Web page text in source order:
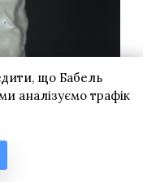
що Бабель
аналізуємо трафік